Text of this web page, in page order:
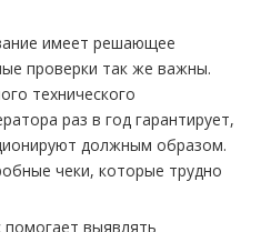
имеет решающее
проверки так же важны.
технического
раз в год гарантирует,
должным образом.
чеки, которые трудно
выявлять